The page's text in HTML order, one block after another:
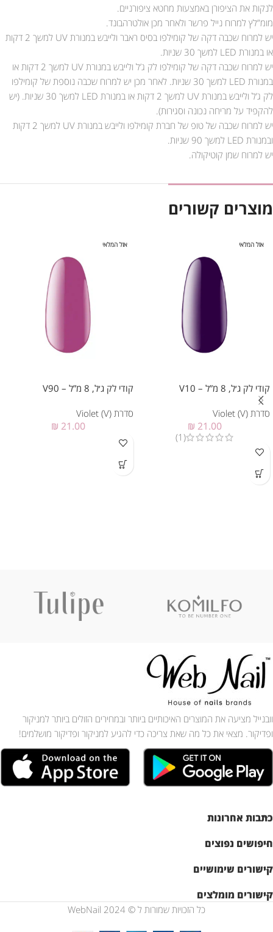
לנקות את הציפורן באמצעות מחטא ציפורניים.
מומ”לץ למרוח נייל פרשר ולאחר מכן אולטרהבונד.
יש למרוח שכבה דקה של קומילפו בסיס ראבר ולייבש במנורת UV למשך 2 דקות
או במנורת LED למשך 30 שניות.
יש למרוח שכבה דקה של קומילפו לק ג’ל ולייבש במנורת UV למשך 2 דקות או
במנורת LED למשך 30 שניות. לאחר מכן יש למרוח שכבה נוספת של קומילפו
לק ג’ל ולייבש במנורת UV למשך 2 דקות או במנורת LED למשך 30 שניות. (יש
להקפיד על מריחה נכונה וסגירות).
יש למרוח שכבה של טופ של חברת קומילפו ולייבש במנורת UV למשך 2 דקות
ובמנורת LED למשך 90 שניות.
יש למרוח שמן קוטיקולה.
מוצרים קשורים
אזל המלאי
קודי לק ג׳ל, 8 מ”ל – V10
סדרת Violet (V)
₪ 21.00
(1)
אזל המלאי
קודי לק ג׳ל, 8 מ”ל – V90
סדרת Violet (V)
₪ 21.00
וובנייל מציעה את המוצרים האיכותיים ביותר ובמחירים הזולים ביותר למניקור
ופדיקור. מצאי את כל מה שאת צריכה כדי להגיע למניקור ופדיקור מושלמים!
כתבות אחרונות
חיפושים נפוצים
קישורים שימושיים
קישורים מומלצים
כל הזכויות שמורות ל © WebNail 2024